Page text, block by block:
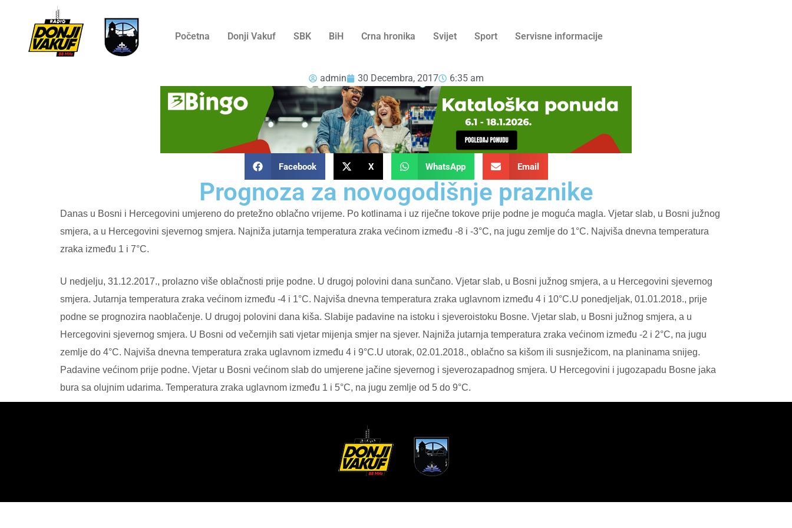
Početna Donji Vakuf SBK BiH Crna hronika Svijet Sport Servisne informacije
admin 30 Decembra, 2017 6:35 am
Facebook X WhatsApp Email
Prognoza za novogodišnje praznike
Danas u Bosni i Hercegovini umjereno do pretežno oblačno vrijeme. Po kotlinama i uz riječne tokove prije podne je moguća magla. Vjetar slab, u Bosni južnog
smjera, a u Hercegovini sjevernog smjera. Najniža jutarnja temperatura zraka većinom između -8 i -3°C, na jugu zemlje do 1°C. Najviša dnevna temperatura
zraka između 1 i 7°C.
U nedjelju, 31.12.2017., prolazno više oblačnosti prije podne. U drugoj polovini dana sunčano. Vjetar slab, u Bosni južnog smjera, a u Hercegovini sjevernog
smjera. Jutarnja temperatura zraka većinom između -4 i 1°C. Najviša dnevna temperatura zraka uglavnom između 4 i 10°C.U ponedjeljak, 01.01.2018., prije
podne se prognozira naoblačenje. U drugoj polovini dana kiša. Slabije padavine na istoku i sjeveroistoku Bosne. Vjetar slab, u Bosni južnog smjera, a u
Hercegovini sjevernog smjera. U Bosni od večernjih sati vjetar mijenja smjer na sjever. Najniža jutarnja temperatura zraka većinom između -2 i 2°C, na jugu
zemlje do 4°C. Najviša dnevna temperatura zraka uglavnom između 4 i 9°C.U utorak, 02.01.2018., oblačno sa kišom ili susnježicom, na planinama snijeg.
Padavine većinom prije podne. Vjetar u Bosni većinom slab do umjerene jačine sjevernog i sjeverozapadnog smjera. U Hercegovini i jugozapadu Bosne jaka
bura sa olujnim udarima. Temperatura zraka uglavnom između 1 i 5°C, na jugu zemlje od 5 do 9°C.